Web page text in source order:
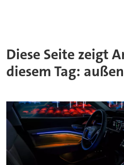
Diese Seite zeigt
diesem Tag: